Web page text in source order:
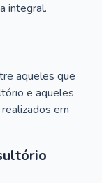
integral.
aqueles que
e aqueles
em